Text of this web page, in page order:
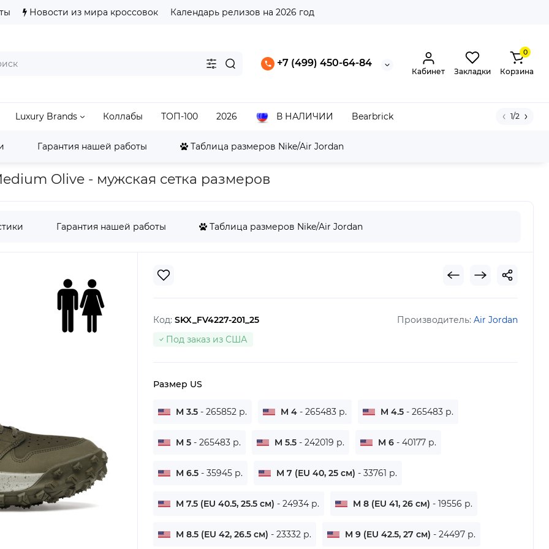
Новости из мира кроссовок Календарь релизов на 2026 год
+7 (499) 450-64-84
Кабинет Закладки
0
Корзина
Luxury Brands Коллабы ТОП-100 2026 В НАЛИЧИИ Bearbrick 1/2
Гарантия нашей работы Таблица размеров Nike/Air Jordan
Jordan 1 Air Jordan 1 Low Jordan 1 Low Element Gore-Tex Medium Olive
Olive - мужская сетка размеров
Гарантия нашей работы Таблица размеров Nike/Air Jordan
Код: SKX_FV4227-201_25 Производитель: Air Jordan
Под заказ из США
Размер US
M 3.5 - 265852 р. M 4 - 265483 р. M 4.5 - 265483 р.
M 5 - 265483 р. M 5.5 - 242019 р. M 6 - 40177 р.
M 6.5 - 35945 р. M 7 (EU 40, 25 см) - 33761 р.
M 7.5 (EU 40.5, 25.5 см) - 24934 р. M 8 (EU 41, 26 см) - 19556 р.
M 8.5 (EU 42, 26.5 см) - 23332 р. M 9 (EU 42.5, 27 см) - 24497 р.